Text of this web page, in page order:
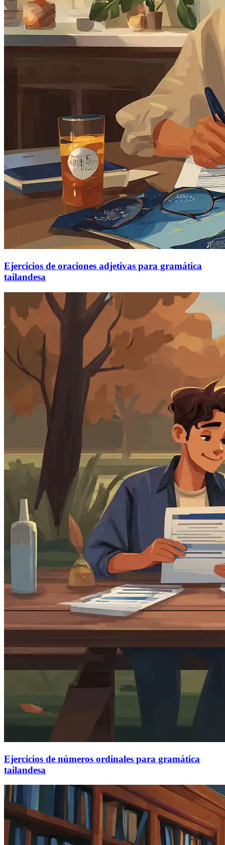
Ejercicios de oraciones adjetivas para gramática
tailandesa
Ejercicios de números ordinales para gramática
tailandesa